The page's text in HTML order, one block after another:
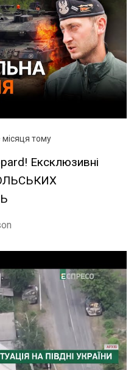
місяця тому
Ексклюзивні